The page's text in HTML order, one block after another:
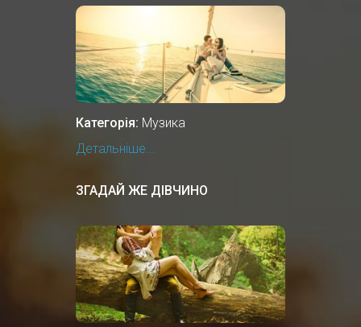
Категорія: Музика
Детальніше...
ЗГАДАЙ ЖЕ ДІВЧИНО